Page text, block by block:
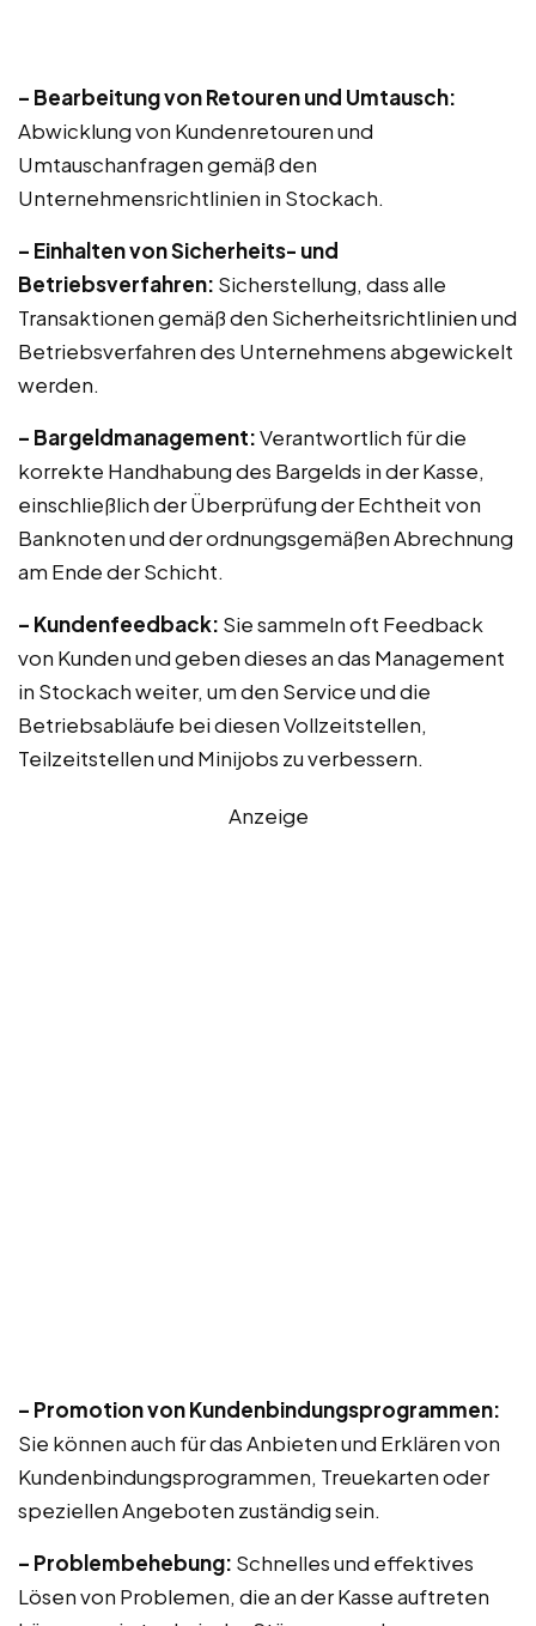
– Bearbeitung von Retouren und Umtausch:
Abwicklung von Kundenretouren und
Umtauschanfragen gemäß den
Unternehmensrichtlinien in Stockach.
– Einhalten von Sicherheits- und
Betriebsverfahren: Sicherstellung, dass alle
Transaktionen gemäß den Sicherheitsrichtlinien und
Betriebsverfahren des Unternehmens abgewickelt
werden.
– Bargeldmanagement:Verantwortlich für die
korrekte Handhabung des Bargelds in der Kasse,
einschließlich der Überprüfung der Echtheit von
Banknoten und der ordnungsgemäßen Abrechnung
am Ende der Schicht.
– Kundenfeedback: Sie sammeln oft Feedback
von Kunden und geben dieses an das Management
in Stockach weiter, um den Service und die
Betriebsabläufe bei diesen Vollzeitstellen,
Teilzeitstellen und Minijobs zu verbessern.
Anzeige
– Promotion von Kundenbindungsprogrammen:
Sie können auch für das Anbieten und Erklären von
Kundenbindungsprogrammen, Treuekarten oder
speziellen Angeboten zuständig sein.
– Problembehebung: Schnelles und effektives
Lösen von Problemen, die an der Kasse auftreten